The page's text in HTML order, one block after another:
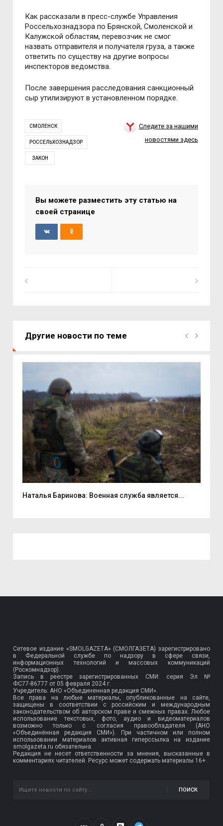
Как рассказали в пресс-службе Управления
Россельхознадзора по Брянской, Смоленской и
Калужской областям, перевозчик не смог
назвать отправителя и получателя груза, а также
ответить по существу на другие вопросы
инспекторов ведомства.
После завершения расследования санкционный
сыр утилизируют в установленном порядке.
СМОЛЕНСК
РОССЕЛЬХОЗНАДЗОР
ЗАКОН
Следите за нашими
новостями здесь
Вы можете разместить эту статью на
своей странице
Другие новости по теме
Наталья Баринова: Военная служба является...
Сетевое издание «SMOLGAZETA» (СМОЛГАЗЕТА) зарегистрировано
в Федеральной службе по надзору в сфере связи,
информационных технологий и массовых коммуникаций
(Роскомнадзор).
Запись в реестре зарегистрированных СМИ: серия Эл №
ФС77-86777 от 05 февраля 2024 г.
Учредитель: АНО «Объединенная редакция СМИ».
Все права на любые материалы, опубликованные на сайте,
защищены в соответствии с российским и международным
законодательством об авторском праве и смежных правах. Любое
использование текстовых, фото, аудио и видеоматериалов
возможно только с согласия правообладателя (АНО
«Объединённая редакция СМИ»). При частичном или полном
использовании материалов активная гиперссылка на издание
smolgazeta.ru обязательна.
Редакция не несет ответственности за мнения, высказанные в
комментариях читателей. Ресурс может содержать материалы 16+.
ПОИСК